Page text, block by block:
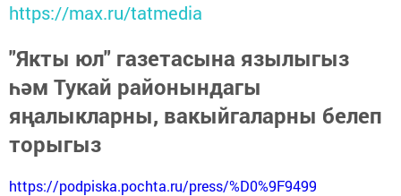
https://max.ru/tatmedia
"Якты юл" газетасына язылыгыз
һәм Тукай районындагы
яңалыкларны, вакыйгаларны белеп
торыгыз
https://podpiska.pochta.ru/press/%D0%9F9499